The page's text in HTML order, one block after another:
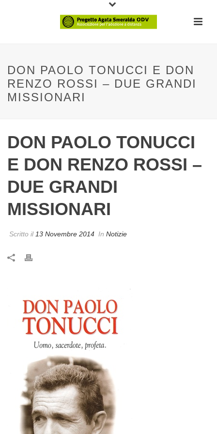
DON PAOLO TONUCCI E DON
RENZO ROSSI – DUE GRANDI
MISSIONARI
DON PAOLO TONUCCI
E DON RENZO ROSSI –
DUE GRANDI
MISSIONARI
Scritto il 13 Novembre 2014 In Notizie